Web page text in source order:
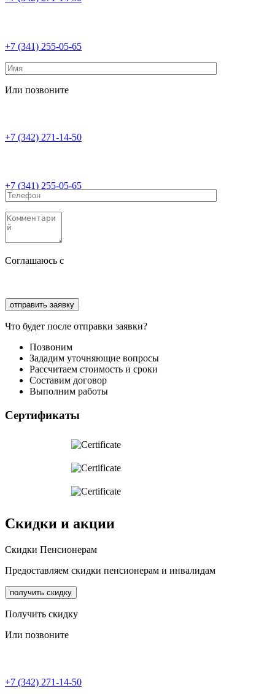
+7 (341) 255-05-65
Или позвоните
+7 (342) 271-14-50
+7 (341) 255-05-65
Соглашаюсь с
Что будет после отправки заявки?
Позвоним
Зададим уточняющие вопросы
Рассчитаем стоимость и сроки
Составим договор
Выполним работы
Сертификаты
Скидки и акции
Cкидки Пенсионерам
Предоставляем скидки пенсионерам и инвалидам
получить скидку
Получить скидку
Или позвоните
+7 (342) 271-14-50